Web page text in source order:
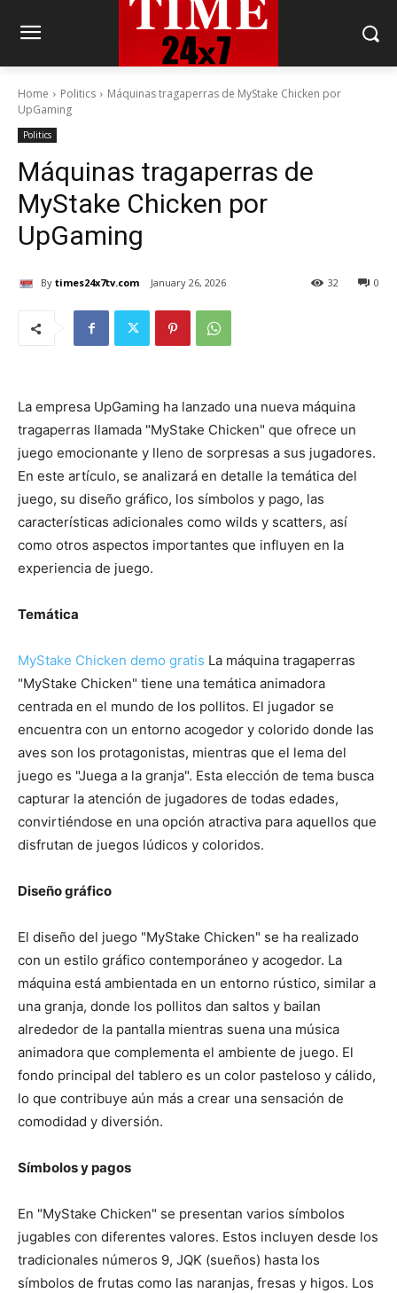
Home Politics
Máquinas tragaperras de MyStake Chicken por
UpGaming
Politics
Máquinas tragaperras de
MyStake Chicken por
UpGaming
By times24x7tv.com January 26, 2026 0
32
La empresa UpGaming ha lanzado una nueva máquina
tragaperras llamada "MyStake Chicken" que ofrece un
juego emocionante y lleno de sorpresas a sus jugadores.
En este artículo, se analizará en detalle la temática del
juego, su diseño gráfico, los símbolos y pago, las
características adicionales como wilds y scatters, así
como otros aspectos importantes que influyen en la
experiencia de juego.
Temática
MyStake Chicken demo gratis La máquina tragaperras
"MyStake Chicken" tiene una temática animadora
centrada en el mundo de los pollitos. El jugador se
encuentra con un entorno acogedor y colorido donde las
aves son los protagonistas, mientras que el lema del
juego es "Juega a la granja". Esta elección de tema busca
capturar la atención de jugadores de todas edades,
convirtiéndose en una opción atractiva para aquellos que
disfrutan de juegos lúdicos y coloridos.
Diseño gráfico
El diseño del juego "MyStake Chicken" se ha realizado
con un estilo gráfico contemporáneo y acogedor. La
máquina está ambientada en un entorno rústico, similar a
una granja, donde los pollitos dan saltos y bailan
alrededor de la pantalla mientras suena una música
animadora que complementa el ambiente de juego. El
fondo principal del tablero es un color pasteloso y cálido,
lo que contribuye aún más a crear una sensación de
comodidad y diversión.
Símbolos y pagos
En "MyStake Chicken" se presentan varios símbolos
jugables con diferentes valores. Estos incluyen desde los
tradicionales números 9, JQK (sueños) hasta los
símbolos de frutas como las naranjas, fresas y higos. Los